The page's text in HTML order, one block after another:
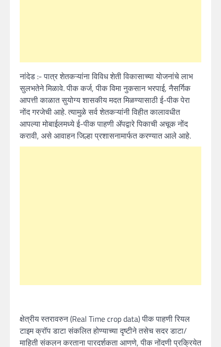
नांदेड :- पात्र शेतकऱ्यांना विविध शेती विकासाच्या योजनांचे लाभ
सुलभतेने मिळावे. पीक कर्ज, पीक विमा नुकसान भरपाई, नैसर्गिक
आपत्ती काळात सुयोग्य शासकीय मदत मिळण्यासाठी ई-पीक पेरा
नोंद गरजेची आहे. त्यामुळे सर्व शेतकऱ्यांनी विहीत कालावधीत
आपल्या मोबाईलमध्ये‍ ई-पीक पाहणी ॲपद्वारे पिकाची अचूक नोंद
करावी, असे आवाहन जिल्हा प्रशासनामार्फत करण्यात आले आहे.
क्षेत्रीय स्तरावरुन (Real Time crop data) पीक पाहणी रियल
टाइम क्रॉप डाटा संकलित होण्याच्या दृष्टीने तसेच सदर डाटा/
माहिती संकलन करताना पारदर्शकता आणणे, पीक नोंदणी प्रक्रियेत